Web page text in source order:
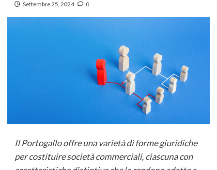
Settembre 25, 2024 0
Il Portogallo offre una varietà di forme giuridiche
per costituire società commerciali, ciascuna con